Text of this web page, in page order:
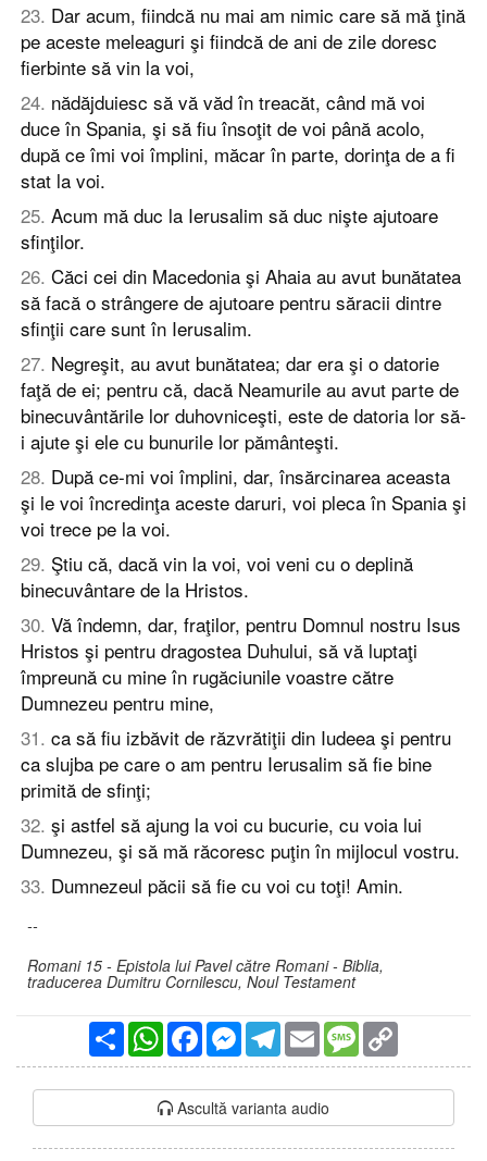
23. Dar acum, fiindcă nu mai am nimic care să mă ţină
pe aceste meleaguri şi fiindcă de ani de zile doresc
fierbinte să vin la voi,
24. nădăjduiesc să vă văd în treacăt, când mă voi
duce în Spania, şi să fiu însoţit de voi până acolo,
după ce îmi voi împlini, măcar în parte, dorinţa de a fi
stat la voi.
25. Acum mă duc la Ierusalim să duc nişte ajutoare
sfinţilor.
26. Căci cei din Macedonia şi Ahaia au avut bunătatea
să facă o strângere de ajutoare pentru săracii dintre
sfinţii care sunt în Ierusalim.
27. Negreşit, au avut bunătatea; dar era şi o datorie
faţă de ei; pentru că, dacă Neamurile au avut parte de
binecuvântările lor duhovniceşti, este de datoria lor să-
i ajute şi ele cu bunurile lor pământeşti.
28. După ce-mi voi împlini, dar, însărcinarea aceasta
şi le voi încredinţa aceste daruri, voi pleca în Spania şi
voi trece pe la voi.
29. Ştiu că, dacă vin la voi, voi veni cu o deplină
binecuvântare de la Hristos.
30. Vă îndemn, dar, fraţilor, pentru Domnul nostru Isus
Hristos şi pentru dragostea Duhului, să vă luptaţi
împreună cu mine în rugăciunile voastre către
Dumnezeu pentru mine,
31. ca să fiu izbăvit de răzvrătiţii din Iudeea şi pentru
ca slujba pe care o am pentru Ierusalim să fie bine
primită de sfinţi;
32. şi astfel să ajung la voi cu bucurie, cu voia lui
Dumnezeu, şi să mă răcoresc puţin în mijlocul vostru.
33. Dumnezeul păcii să fie cu voi cu toţi! Amin.
--
Romani 15 - Epistola lui Pavel către Romani - Biblia,
traducerea Dumitru Cornilescu, Noul Testament
PartajareWhatsAppFacebookMessengerTelegram
Email Message
Ascultă varianta audio